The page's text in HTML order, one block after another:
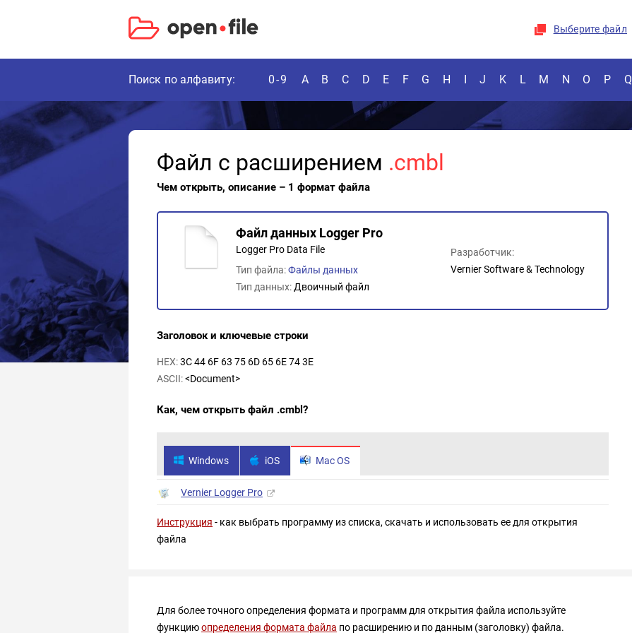
Выберите файл
Поиск по алфавиту: 0-9 A B C D E F G H I J K L M N O P Q
Файл с расширением .cmbl
Чем открыть, описание – 1 формат файла
Файл данных Logger Pro
Logger Pro Data File
Тип файла:Файлы данных
Тип данных: Двоичный файл
Разработчик:
Vernier Software & Technology
Заголовок и ключевые строки
HEX:3C 44 6F 63 75 6D 65 6E 74 3E
ASCII:<Document>
Как, чем открыть файл .cmbl?
Windows iOS Mac OS
Vernier Logger Pro
Инструкция - как выбрать программу из списка, скачать и использовать ее для открытия
файла
Для более точного определения формата и программ для открытия файла используйте
функциюопределения формата файла по расширению и по данным (заголовку) файла.